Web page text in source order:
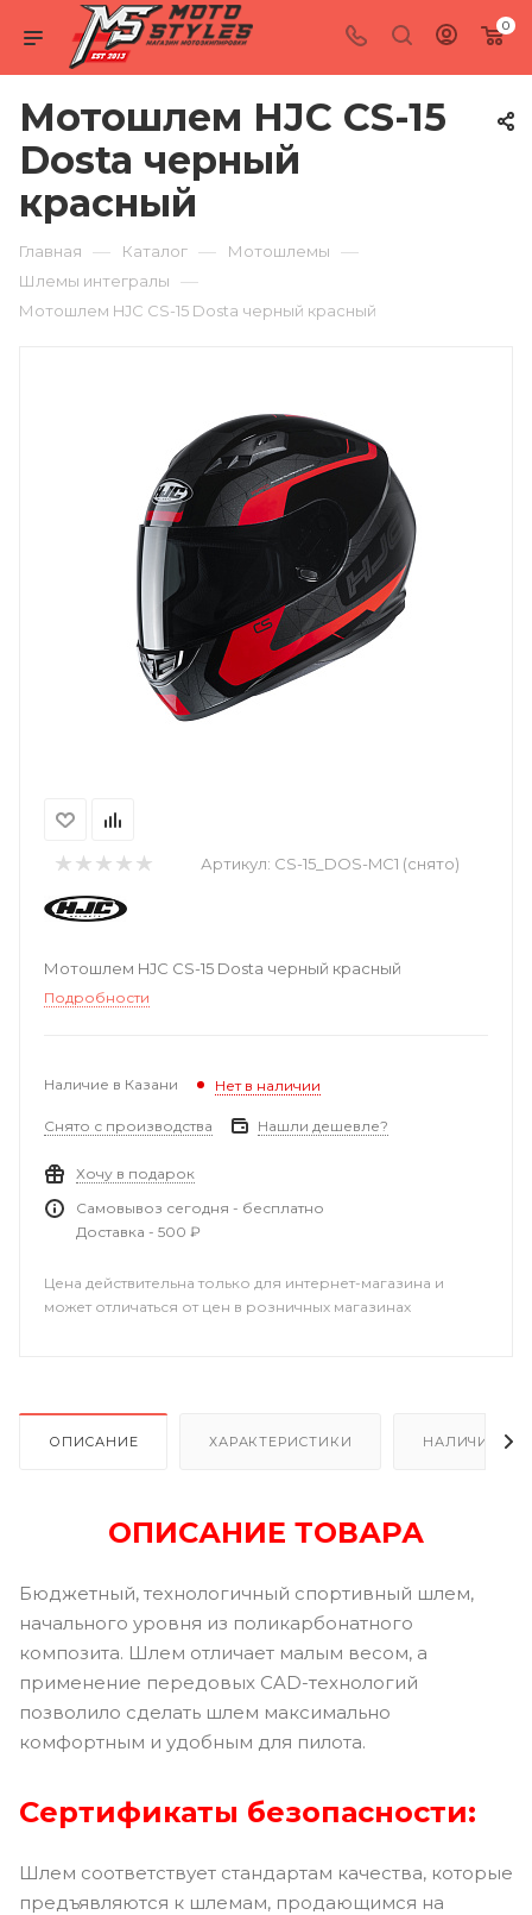
0
Мотошлем HJC CS-15
Dosta черный
красный
Главная — Каталог — Мотошлемы —
Шлемы интегралы —
Мотошлем HJC CS-15 Dosta черный красный
Артикул: CS-15_DOS-MC1 (снято)
Мотошлем HJC CS-15 Dosta черный красный
Подробности
Наличие в Казани Нет в наличии
Снято с производства Нашли дешевле?
Хочу в подарок
Самовывоз сегодня - бесплатно
Доставка - 500 ₽
Цена действительна только для интернет-магазина и
может отличаться от цен в розничных магазинах
ОПИСАНИЕ ХАРАКТЕРИСТИКИ НАЛИЧИЕ В
ОПИСАНИЕ ТОВАРА
Бюджетный, технологичный спортивный шлем,
начального уровня из поликарбонатного
композита. Шлем отличает малым весом, а
применение передовых CAD-технологий
позволило сделать шлем максимально
комфортным и удобным для пилота.
Сертификаты безопасности:
Шлем соответствует стандартам качества, которые
предъявляются к шлемам, продающимся на